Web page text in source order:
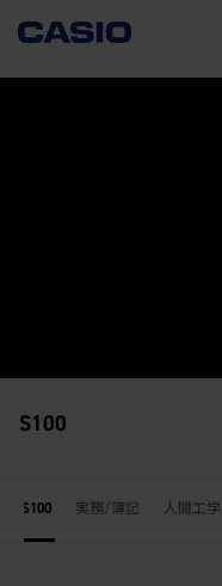
S100
S100 実務/簿記 人間工学